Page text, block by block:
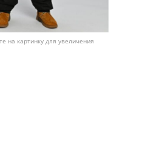
на картинку для увеличения